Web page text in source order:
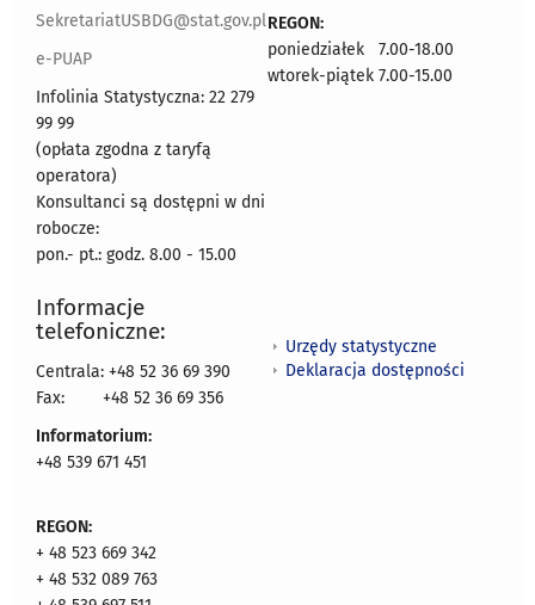
SekretariatUSBDG@stat.gov.pl
e-PUAP
Infolinia Statystyczna: 22 279
99 99
(opłata zgodna z taryfą
operatora)
Konsultanci są dostępni w dni
robocze:
pon.- pt.: godz. 8.00 - 15.00
REGON:
poniedziałek 7.00-18.00
wtorek-piątek 7.00-15.00
Informacje
telefoniczne:
Centrala: +48 52 36 69 390
Fax:
+48 52 36 69 356
Informatorium:
+48 539 671 451
REGON:
+ 48 523 669 342
+ 48 532 089 763
Urzędy statystyczne
Deklaracja dostępności